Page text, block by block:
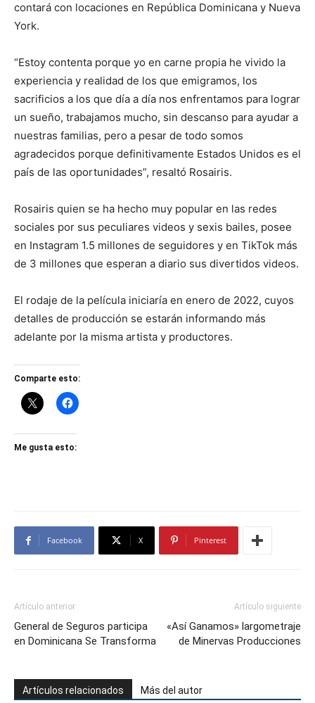
contará con locaciones en República Dominicana y Nueva
York.
“Estoy contenta porque yo en carne propia he vivido la
experiencia y realidad de los que emigramos, los
sacrificios a los que día a día nos enfrentamos para lograr
un sueño, trabajamos mucho, sin descanso para ayudar a
nuestras familias, pero a pesar de todo somos
agradecidos porque definitivamente Estados Unidos es el
país de las oportunidades”, resaltó Rosairis.
Rosairis quien se ha hecho muy popular en las redes
sociales por sus peculiares videos y sexis bailes, posee
en Instagram 1.5 millones de seguidores y en TikTok más
de 3 millones que esperan a diario sus divertidos videos.
El rodaje de la película iniciaría en enero de 2022, cuyos
detalles de producción se estarán informando más
adelante por la misma artista y productores.
Comparte esto:
Me gusta esto:
Facebook X Pinterest
Artículo anterior
General de Seguros participa
en Dominicana Se Transforma
Artículo siguiente
«Así Ganamos» largometraje
de Minervas Producciones
Artículos relacionados Más del autor